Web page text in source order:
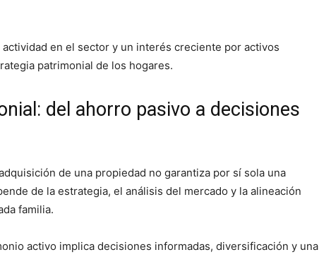
en el sector y un interés creciente por activos
patrimonial de los hogares.
del ahorro pasivo a decisiones
de una propiedad no garantiza por sí sola una
de la estrategia, el análisis del mercado y la alineación
familia.
activo implica decisiones informadas, diversificación y una